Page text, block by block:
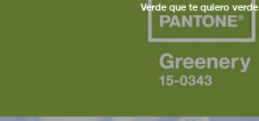
Verde que te quiero verde